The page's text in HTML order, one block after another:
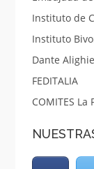
Instituto de
Instituto
Dante
FEDITALIA
COMITES La